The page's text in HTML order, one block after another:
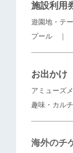
施設利用
遊園地・テ
プール ｜
お出かけ
アミューズ
趣味・カル
海外のチ